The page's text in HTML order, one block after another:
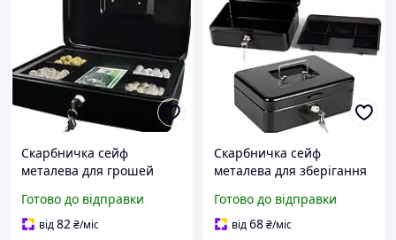
Скарбничка сейф
металева для грошей
чорний Malatec GN-6205
Готово до відправки
від82₴/міс
Скарбничка сейф
металева для зберігання
30x24x9 см чорна
Готово до відправки
від68₴/міс